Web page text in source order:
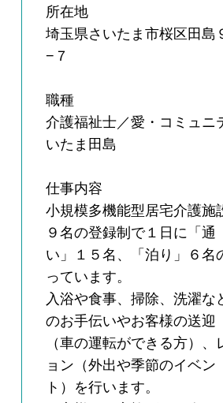
所在地
埼玉県さいたま市桜区田島
−７
職種
介護福祉士／愛・コミュニ
いたま田島
仕事内容
小規模多機能型居宅介護施
９名の登録制で１日に「通
い」１５名、「泊り」６名
っています。
入浴や食事、掃除、洗濯な
のお手伝いやお客様の送迎
（車の運転ができる方）、
ョン（外出や季節のイベン
ト）を行います。